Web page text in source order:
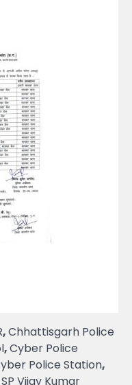
,Chhattisgarh Police
,Cyber Police
Police Station,
SP Vijay Kumar